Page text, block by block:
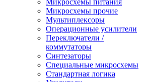
Микросхемы питания
Микросхемы прочие
Мультиплексоры
Операционные усилители
Переключатели /
коммутаторы
Синтезаторы
Специальные микросхемы
Стандартная логика